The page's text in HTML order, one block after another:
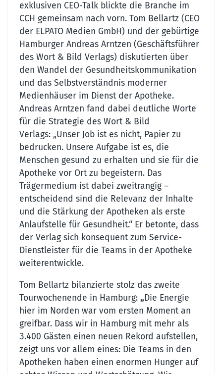
exklusiven CEO-Talk blickte die Branche im
CCH gemeinsam nach vorn. Tom Bellartz (CEO
der ELPATO Medien GmbH) und der gebürtige
Hamburger Andreas Arntzen (Geschäftsführer
des Wort & Bild Verlags) diskutierten über
den Wandel der Gesundheitskommunikation
und das Selbstverständnis moderner
Medienhäuser im Dienst der Apotheke.
Andreas Arntzen fand dabei deutliche Worte
für die Strategie des Wort & Bild
Verlags: „Unser Job ist es nicht, Papier zu
bedrucken. Unsere Aufgabe ist es, die
Menschen gesund zu erhalten und sie für die
Apotheke vor Ort zu begeistern. Das
Trägermedium ist dabei zweitrangig –
entscheidend sind die Relevanz der Inhalte
und die Stärkung der Apotheken als erste
Anlaufstelle für Gesundheit.“ Er betonte, dass
der Verlag sich konsequent zum Service-
Dienstleister für die Teams in der Apotheke
weiterentwickle.
Tom Bellartz bilanzierte stolz das zweite
Tourwochenende in Hamburg: „Die Energie
hier im Norden war vom ersten Moment an
greifbar. Dass wir in Hamburg mit mehr als
3.400 Gästen einen neuen Rekord aufstellen,
zeigt uns vor allem eines: Die Teams in den
Apotheken haben einen enormen Hunger auf